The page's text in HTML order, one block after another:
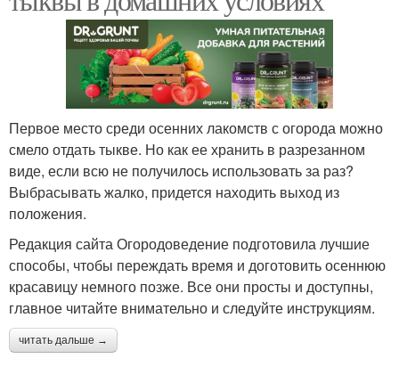
Первое место среди осенних лакомств с огорода можно
смело отдать тыкве. Но как ее хранить в разрезанном
виде, если всю не получилось использовать за раз?
Выбрасывать жалко, придется находить выход из
положения.
Редакция сайта Огородоведение подготовила лучшие
способы, чтобы переждать время и доготовить осеннюю
красавицу немного позже. Все они просты и доступны,
главное читайте внимательно и следуйте инструкциям.
читать дальше →